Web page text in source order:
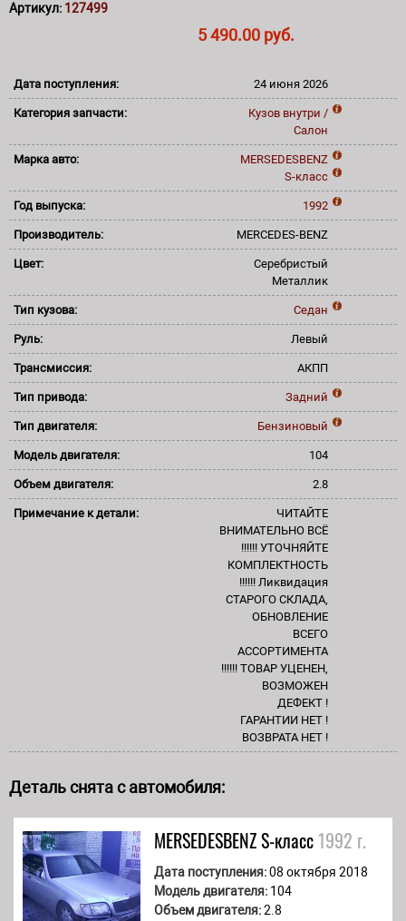
Артикул: 127499
5 490.00 руб.
Дата поступления: 24 июня 2026
Категория запчасти:
Кузов внутри /
Салон
Марка авто:
MERSEDESBENZ
S-класс
Год выпуска: 1992
Производитель: MERCEDES-BENZ
Цвет:
Серебристый
Металлик
Тип кузова: Седан
Руль: Левый
Трансмиссия: АКПП
Тип привода: Задний
Тип двигателя: Бензиновый
Модель двигателя: 104
Объем двигателя: 2.8
Примечание к детали:
ЧИТАЙТЕ
ВНИМАТЕЛЬНО ВСЁ
!!!!!! УТОЧНЯЙТЕ
КОМПЛЕКТНОСТЬ
!!!!!! Ликвидация
СТАРОГО СКЛАДА,
ОБНОВЛЕНИЕ
ВСЕГО
АССОРТИМЕНТА
!!!!!! ТОВАР УЦЕНЕН,
ВОЗМОЖЕН
ДЕФЕКТ !
ГАРАНТИИ НЕТ !
ВОЗВРАТА НЕТ !
Деталь снята с автомобиля:
MERSEDESBENZS-класс1992 г.
Дата поступления:08 октября 2018
Модель двигателя: 104
Объем двигателя:2.8